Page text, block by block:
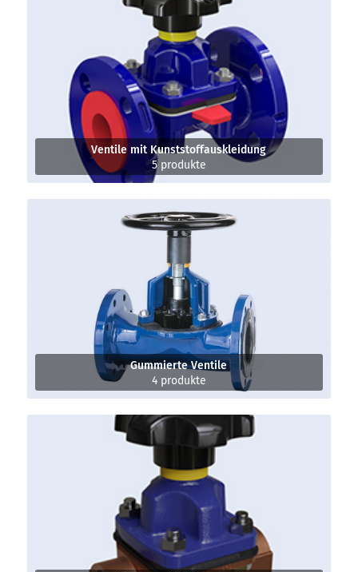
Ventile mit Kunststoffauskleidung
5 produkte
Gummierte Ventile
4 produkte